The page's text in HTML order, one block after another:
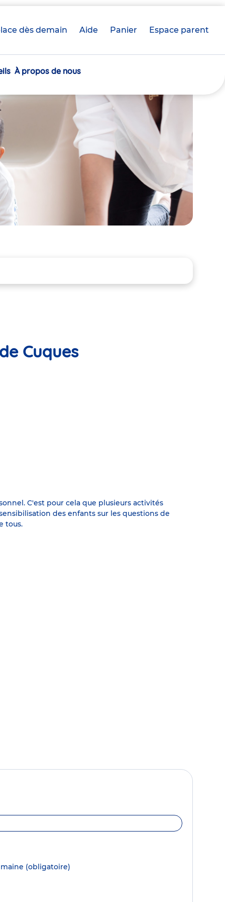
dès demain Aide Panier crèche(s)
Espace parent
À propos de nous
Cuques
C'est pour cela que plusieurs activités
des enfants sur les questions de
tous.
(obligatoire)